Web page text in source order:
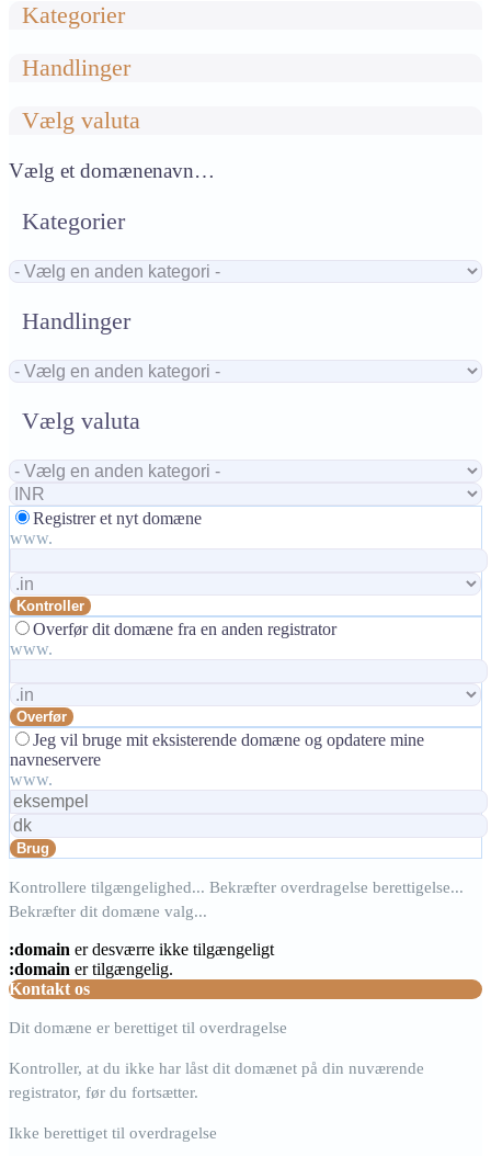
Kategorier
Handlinger
Vælg valuta
Vælg et domænenavn…
Kategorier
Handlinger
Vælg valuta
Registrer et nyt domæne
www.
Kontroller
Overfør dit domæne fra en anden registrator
www.
Overfør
Jeg vil bruge mit eksisterende domæne og opdatere mine
navneservere
www.
Brug
Kontrollere tilgængelighed... Bekræfter overdragelse berettigelse...
Bekræfter dit domæne valg...
:domain er desværre ikke tilgængeligt
:domain er tilgængelig.
Kontakt os
Dit domæne er berettiget til overdragelse
Kontroller, at du ikke har låst dit domænet på din nuværende
registrator, før du fortsætter.
Ikke berettiget til overdragelse